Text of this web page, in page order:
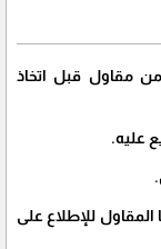
مقاول قبل اتخاذ
المقاول للإطلاع على